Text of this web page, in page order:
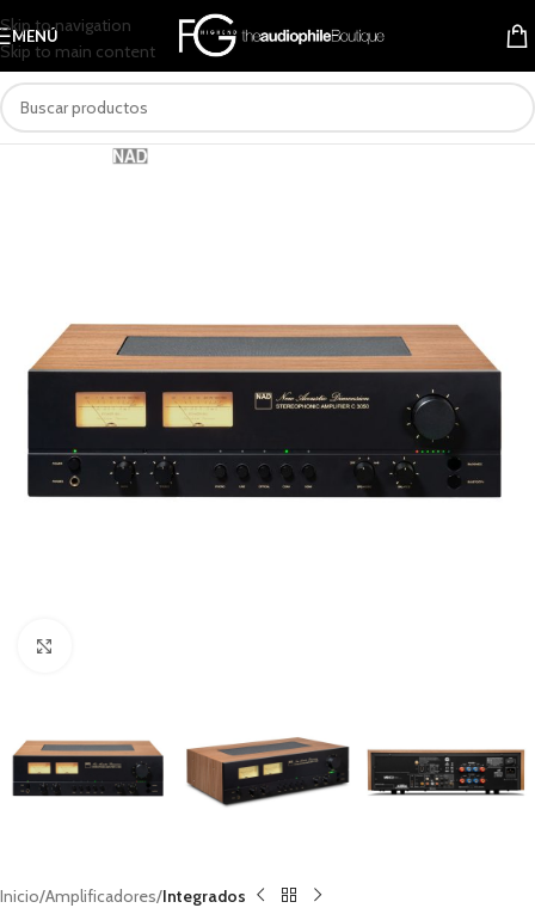
Skip to navigation
Skip to main content
MENÚ
Inicio Amplificadores Integrados